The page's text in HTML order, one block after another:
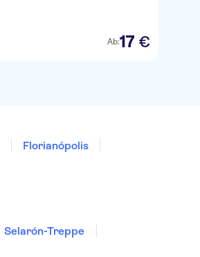
Ab:17 €
Florianópolis
Selarón-Treppe